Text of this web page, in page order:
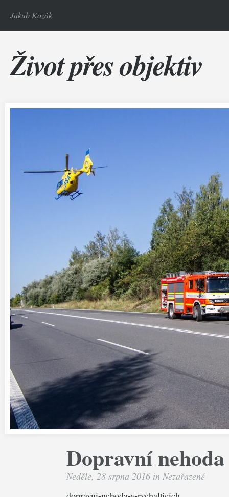
Jakub Kozák
Život přes objektiv
Dopravní
Neděle, 28 srpna 2016 in Nezařazené